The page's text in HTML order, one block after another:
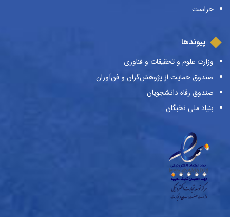
حراست
پیوندها
وزارت علوم و تحقیقات و فناوری
صندوق حمایت از پژوهش‌گران و فن‌آوران
صندوق رفاه دانشجویان
بنیاد ملی نخبگان